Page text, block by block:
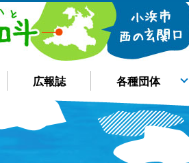
広報誌 各種団体
加斗夢づくり協議会
区長会
体育協会
壮年会
女性部
子ども会
消防団
児童館
老人会
KatoBuck
加斗小学校